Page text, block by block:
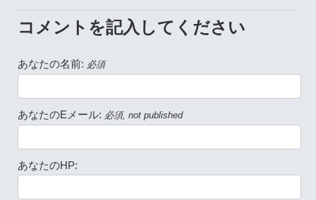
コメントを記入してください
あなたの名前: 必須
あなたのEメール: 必須, not published
あなたのHP: